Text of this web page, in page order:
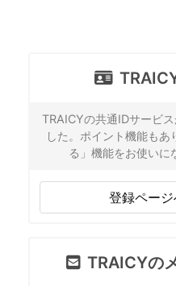
TRAICYの共通IDサービ
した。ポイント機能もあ
る」機能をお使いに
登録ペー
TRAICYの